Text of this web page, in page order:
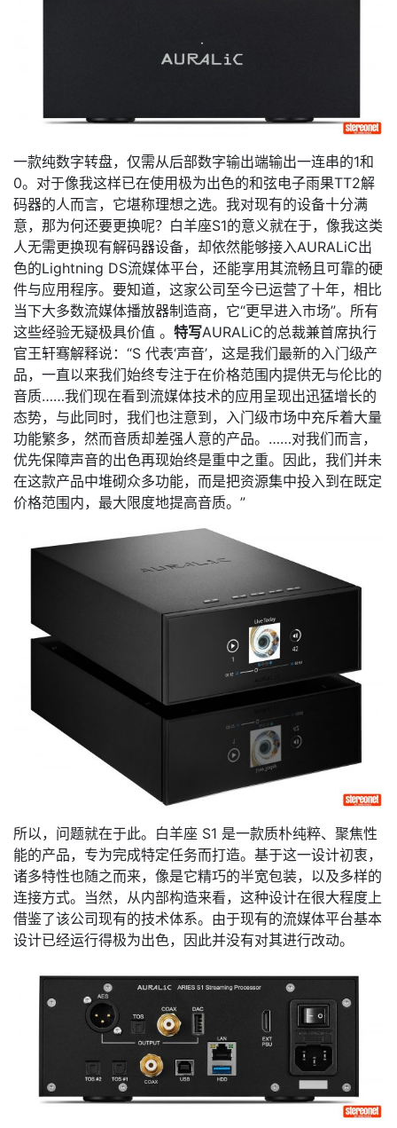
一款纯数字转盘，仅需从后部数字输出端输出一连串的1和
0。对于像我这样已在使用极为出色的和弦电子雨果TT2解
码器的人而言，它堪称理想之选。我对现有的设备十分满
意，那为何还要更换呢？白羊座S1的意义就在于，像我这类
人无需更换现有解码器设备，却依然能够接入AURALiC出
色的Lightning DS流媒体平台，还能享用其流畅且可靠的硬
件与应用程序。要知道，这家公司至今已运营了十年，相比
当下大多数流媒体播放器制造商，它“更早进入市场”。所有
这些经验无疑极具价值 。 特写AURALiC的总裁兼首席执行
官王轩骞解释说：“S 代表‘声音’，这是我们最新的入门级产
品，一直以来我们始终专注于在价格范围内提供无与伦比的
音质……我们现在看到流媒体技术的应用呈现出迅猛增长的
态势，与此同时，我们也注意到，入门级市场中充斥着大量
功能繁多，然而音质却差强人意的产品。……对我们而言，
优先保障声音的出色再现始终是重中之重。因此，我们并未
在这款产品中堆砌众多功能，而是把资源集中投入到在既定
价格范围内，最大限度地提高音质。”
所以，问题就在于此。白羊座 S1 是一款质朴纯粹、聚焦性
能的产品，专为完成特定任务而打造。基于这一设计初衷，
诸多特性也随之而来，像是它精巧的半宽包装，以及多样的
连接方式。当然，从内部构造来看，这种设计在很大程度上
借鉴了该公司现有的技术体系。由于现有的流媒体平台基本
设计已经运行得极为出色，因此并没有对其进行改动。